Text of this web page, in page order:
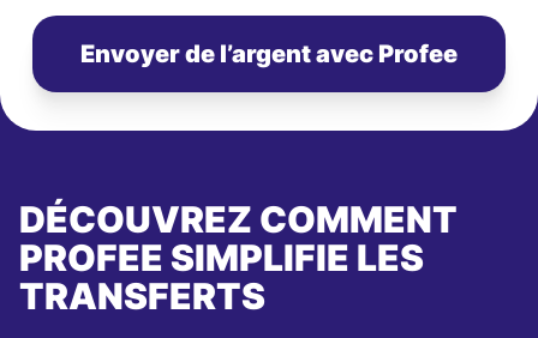
Envoyer de l’argent avec Profee
DÉCOUVREZ COMMENT
PROFEE SIMPLIFIE LES
TRANSFERTS